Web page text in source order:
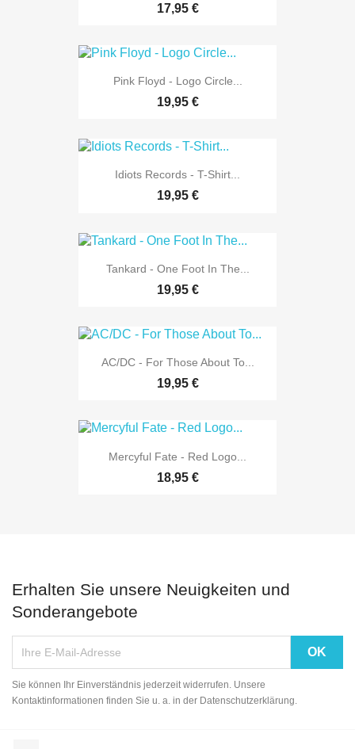
17,95 €
Pink Floyd - Logo Circle...
19,95 €
Idiots Records - T-Shirt...
19,95 €
Tankard - One Foot In The...
19,95 €
AC/DC - For Those About To...
19,95 €
Mercyful Fate - Red Logo...
18,95 €
Erhalten Sie unsere Neuigkeiten und
Sonderangebote
Sie können Ihr Einverständnis jederzeit widerrufen. Unsere
Kontaktinformationen finden Sie u. a. in der Datenschutzerklärung.